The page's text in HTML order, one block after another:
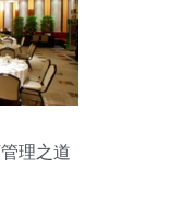
理之道